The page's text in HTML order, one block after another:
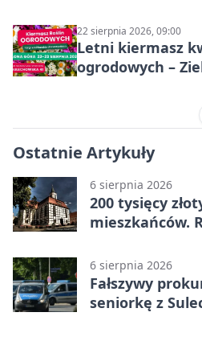
22 sierpnia 2026, 09:00
Letni kiermasz
ogrodowych –
Ostatnie Artykuły
6 sierpnia 2026
200 tysięcy
mieszkańców.
6 sierpnia 2026
Fałszywy
seniorkę z